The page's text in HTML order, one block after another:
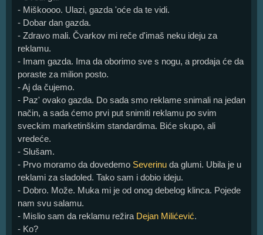
- Miškoooo. Ulazi, gazda 'oće da te vidi.
- Dobar dan gazda.
- Zdravo mali. Čvarkov mi reče d'imaš neku ideju za
reklamu.
- Imam gazda. Ima da oborimo sve s nogu, a prodaja će da
poraste za milion posto.
- Aj da čujemo.
- Paz' ovako gazda. Do sada smo reklame snimali na jedan
način, a sada ćemo prvi put snimiti reklamu po svim
sveckim marketinškim standardima. Biće skupo, ali
vredeće.
- Slušam.
- Prvo moramo da dovedemo Severinu da glumi. Ubila je u
reklami za sladoled. Tako sam i dobio ideju.
- Dobro. Može. Muka mi je od onog debelog klinca. Pojede
nam svu salamu.
- Mislio sam da reklamu režira Dejan Milićević.
- Ko?